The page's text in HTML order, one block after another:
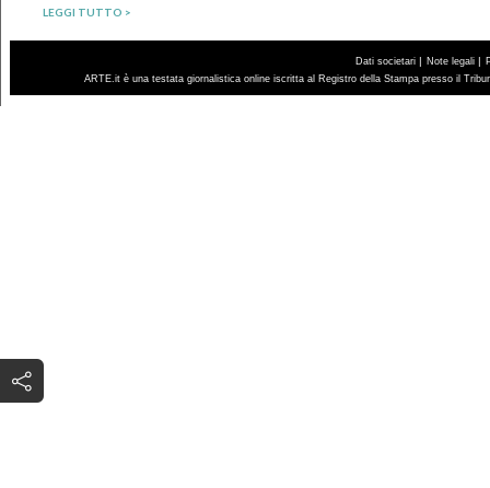
LEGGI TUTTO >
Dati societari | Note legali |
ARTE.it è una testata giornalistica online iscritta al Registro della Stampa presso il